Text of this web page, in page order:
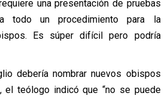
una presentación de pruebas
todo un procedimiento para la
Es súper difícil pero podría
debería nombrar nuevos obispos
el teólogo indicó que “no se puede